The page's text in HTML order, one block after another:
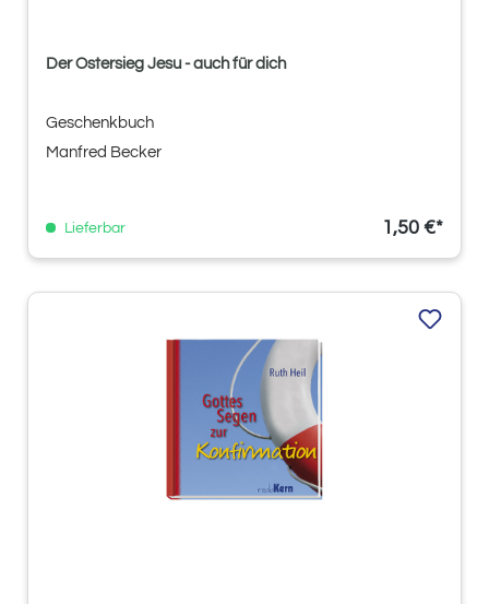
Der Ostersieg Jesu - auch für dich
Geschenkbuch
Manfred Becker
Lieferbar 1,50 €*